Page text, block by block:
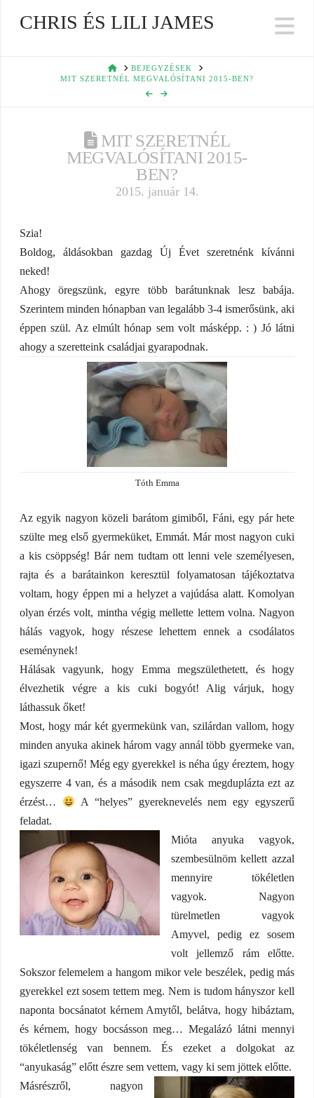
CHRIS ÉS LILI JAMES
HOMEBEJEGYZÉSEK
MIT SZERETNÉL MEGVALÓSÍTANI 2015-BEN?
MIT SZERETNÉL
MEGVALÓSÍTANI 2015-
BEN?
2015. január 14.
Szia!
Boldog, áldásokban gazdag Új Évet szeretnénk kívánni
neked!
Ahogy öregszünk, egyre több barátunknak lesz babája.
Szerintem minden hónapban van legalább 3-4 ismerősünk, aki
éppen szül. Az elmúlt hónap sem volt másképp. : ) Jó látni
ahogy a szeretteink családjai gyarapodnak.
Tóth Emma
Az egyik nagyon közeli barátom gimiből, Fáni, egy pár hete
szülte meg első gyermeküket, Emmát. Már most nagyon cuki
a kis csöppség! Bár nem tudtam ott lenni vele személyesen,
rajta és a barátainkon keresztül folyamatosan tájékoztatva
voltam, hogy éppen mi a helyzet a vajúdása alatt. Komolyan
olyan érzés volt, mintha végig mellette lettem volna. Nagyon
hálás vagyok, hogy részese lehettem ennek a csodálatos
eseménynek!
Hálásak vagyunk, hogy Emma megszülethetett, és hogy
élvezhetik végre a kis cuki bogyót! Alig várjuk, hogy
láthassuk őket!
Most, hogy már két gyermekünk van, szilárdan vallom, hogy
minden anyuka akinek három vagy annál több gyermeke van,
igazi szupernő! Még egy gyerekkel is néha úgy éreztem, hogy
egyszerre 4 van, és a második nem csak megduplázta ezt az
érzést…
A “helyes” gyereknevelés nem egy egyszerű
feladat.
Mióta anyuka vagyok,
szembesülnöm kellett azzal
mennyire tökéletlen
vagyok. Nagyon
türelmetlen vagyok
Amyvel, pedig ez sosem
volt jellemző rám előtte.
Sokszor felemelem a hangom mikor vele beszélek, pedig más
gyerekkel ezt sosem tettem meg. Nem is tudom hányszor kell
naponta bocsánatot kérnem Amytől, belátva, hogy hibáztam,
és kérnem, hogy bocsásson meg… Megalázó látni mennyi
tökéletlenség van bennem. És ezeket a dolgokat az
“anyukaság” előtt észre sem vettem, vagy ki sem jöttek előtte.
Másrészről, nagyon